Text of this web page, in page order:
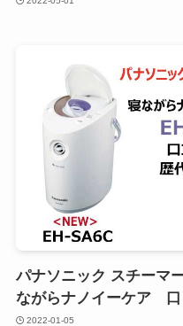
パナソニック スチーマ
ながらナノイーケア 口
2022-01-05